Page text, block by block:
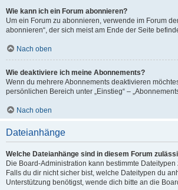
Wie kann ich ein Forum abonnieren?
Um ein Forum zu abonnieren, verwende im Forum
abonnieren“, der sich meist am Ende der Seite
Nach oben
Wie deaktiviere ich meine Abonnements?
Wenn du mehrere Abonnements deaktivieren
persönlichen Bereich unter „Einstieg“ –
Nach oben
Dateianhänge
Welche Dateianhänge sind in diesem Forum
Die Board-Administration kann bestimmte
Falls du dir nicht sicher bist, welche Dateitypen du
Unterstützung benötigst, wende dich bitte an die